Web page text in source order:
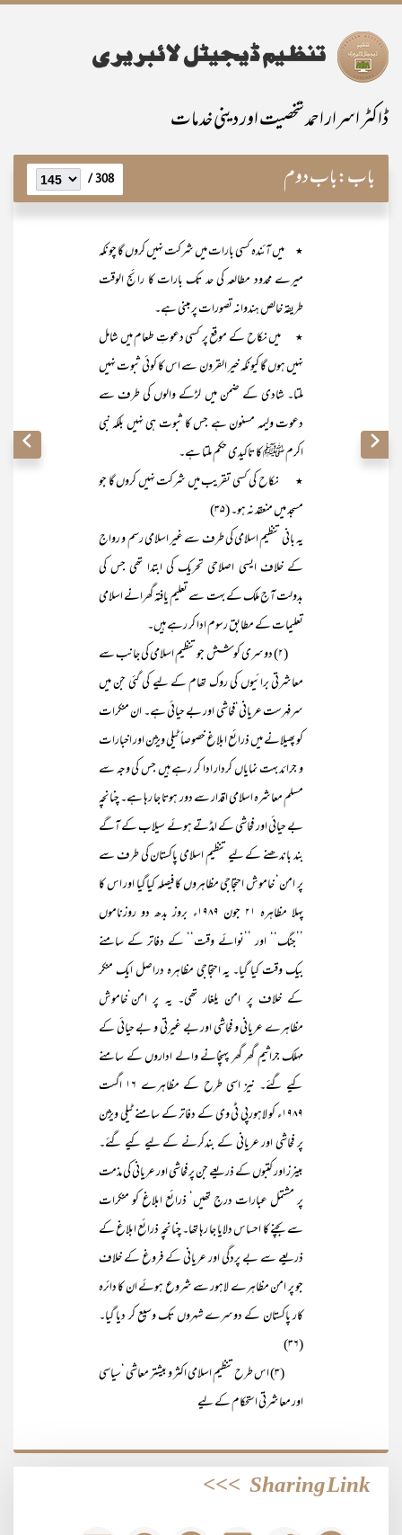
ڈاکٹر اسرار احمد شخصیت اور دینی خدمات
باب:باب دوم 308 /
٭ میں آئندہ کسی بارات میں شرکت نہیں کروں گا چونکہ
میرے محدود مطالعہ کی حد تک بارات کا رائج الوقت
طریقہ خالص ہندوانہ تصورات پر مبنی ہے۔
٭ میں نکاح کے موقع پر کسی دعوتِ طعام میں شامل
نہیں ہوں گا کیونکہ خیر القرون سے اس کا کوئی ثبوت نہیں
ملتا۔ شادی کے ضمن میں لڑکے والوں کی طرف سے
دعوت ولیمہ مسنون ہے جس کا ثبوت ہی نہیں بلکہ نبی
اکرم ﷺ کا تاکیدی حکم ملتا ہے۔
٭ نکاح کی کسی تقریب میں شرکت نہیں کروں گا جو
مسجد میں منعقد نہ ہو۔ (۳۵)
یہ بانی تنظیم اسلامی کی طرف سے غیر اسلامی رسم و رواج
کے خلاف ایسی اصلاحی تحریک کی ابتدا تھی جس کی
بدولت آج ملک کے بہت سے تعلیم یافتہ گھرانے اسلامی
تعلیمات کے مطابق رسوم ادا کر رہے ہیں۔
(۲) دوسری کوشش جو تنظیم اسلامی کی جانب سے
معاشرتی برائیوں کی روک تھام کے لیے کی گئی جن میں
سرفہرست عریانی‘فحاشی اور بے حیائی ہے۔ ان منکرات
کو پھیلانے میں ذرائع ابلاغ خصوصاً ٹیلی ویژن اور اخبارات
و جرائد بہت نمایاں کردار ادا کر رہے ہیں جس کی وجہ سے
مسلم معاشرہ اسلامی اقدار سے دور ہوتا جا رہا ہے۔ چنانچہ
بے حیائی اور فحاشی کے امڈتے ہوئے سیلاب کے آگے
بند باندھنے کے لیے تنظیم اسلامی پاکستان کی طرف سے
پر امن‘ خاموش احتجاجی مظاہروں کا فیصلہ کیا گیا اور اس کا
پہلا مظاہرہ ۲۱ جون ۱۹۸۹ء بروز بدھ دو روزناموں
’’جنگ‘‘ اور ’’نوائے وقت‘‘ کے دفاتر کے سامنے
بیک وقت کیا گیا۔ یہ احتجاجی مظاہرہ دراصل ایک منکر
کے خلاف پر امن یلغار تھی۔ یہ پر امن‘خاموش
مظاہرے عریانی و فحاشی اور بے غیرتی و بے حیائی کے
مہلک جراثیم گھر گھر پہنچانے والے اداروں کے سامنے
کیے گئے۔ نیز اسی طرح کے مظاہرے ۱۶ اگست
۱۹۸۹ء کو لاہورپی ٹی وی کے دفاتر کے سامنے ٹیلی ویژن
پر فحاشی اور عریانی کے بندکرنے کے لیے کیے گئے۔
بینرز اور کتبوں کے ذریعے جن پر فحاشی اور عریانی کی مذمت
پر مشتمل عبارات درج تھیں‘ ذرائع ابلاغ کو منکرات
سے بچنے کا احساس دلایا جا رہا تھا۔ چنانچہ ذرائع ابلاغ کے
ذریعے سے بے پردگی اور عریانی کے فروغ کے خلاف
جو پر امن مظاہرے لاہور سے شروع ہوئے ان کا دائرہ
کار پاکستان کے دوسرے شہروں تک وسیع کر دیا گیا۔
(۳۶)
(۳) اس طرح تنظیم اسلامی اکثر و بیشتر معاشی ‘سیاسی
اور معاشرتی استحکام کے لیے
Sharing Link
>>>